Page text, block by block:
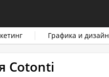
Графика и дизайн
Cotonti